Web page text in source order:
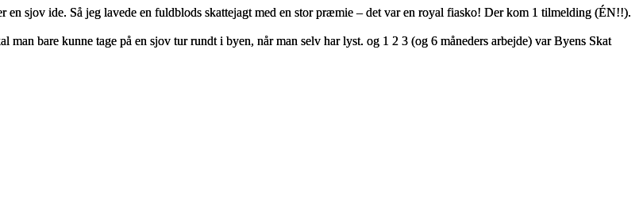
en sjov ide. Så jeg lavede en fuldblods skattejagt med en stor præmie – det var en royal fiasko! Der kom 1 tilmelding (ÉN!!).
bare kunne tage på en sjov tur rundt i byen, når man selv har lyst. og 1 2 3 (og 6 måneders arbejde) var Byens Skat